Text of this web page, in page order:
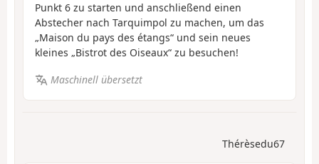
Punkt 6 zu starten und anschließend einen
Abstecher nach Tarquimpol zu machen, um das
„Maison du pays des étangs“ und sein neues
kleines „Bistrot des Oiseaux“ zu besuchen!
Maschinell übersetzt
Thérèsedu67